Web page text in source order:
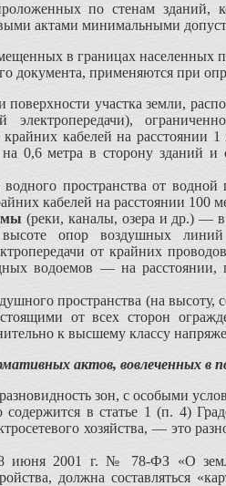
по стенам зданий,
актами минимальными
в границах населенных
применяются при
поверхности участка земли,
кабелей на расстоянии
0,6 метра в сторону зданий
пространства от водной
кабелей на расстоянии 100
(реки, каналы, озера и др.) —
опор воздушных линий
от крайних
водоемов — на расстоянии,
пространства (на
от всех сторон
к высшему классу
актов, вовлеченных в
зон, с особыми
в статье 1 (п. 4)
хозяйства, — это
июня 2001 г. № 78-ФЗ «О
должна составляться